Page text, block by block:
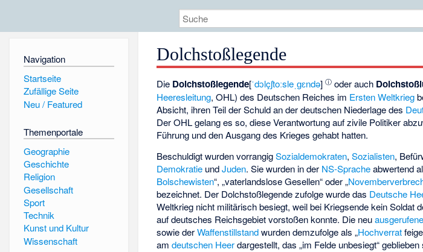
Navigation
Startseite
Zufällige Seite
Neu / Featured
Themenportale
Geographie
Geschichte
Religion
Gesellschaft
Sport
Technik
Kunst und Kultur
Wissenschaft
Dolchstoßlegende
Die Dolchstoßlegende[ˈdɔlçʃtoːsleˌɡɛndə]ⓘ oder auch
Heeresleitung, OHL) des Deutschen Reiches im Ersten Weltkrieg
Absicht, ihren Teil der Schuld an der deutschen Niederlage des
Der OHL gelang es so, diese Verantwortung auf zivile Politiker
Führung und den Ausgang des Krieges gehabt hatten.
Beschuldigt wurden vorrangigSozialdemokraten,Sozialisten,
Demokratie undJuden. Sie wurden in der NS-Spracheabwertend
Bolschewisten“, „vaterlandslose Gesellen“ oder „
bezeichnet. Der Dolchstoßlegende zufolge wurde das Deutsche
Weltkrieg nicht militärisch besiegt, weil bei Kriegsende kein Soldat
auf deutsches Reichsgebiet vorstoßen konnte. Die neu
sowie derWaffenstillstandwurden demzufolge als „Hochverrat
amdeutschen Heerdargestellt, das „im Felde unbesiegt“ geblieben